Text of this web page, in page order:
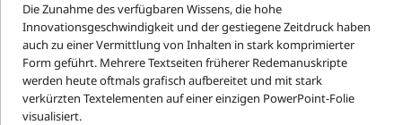
Die Zunahme des verfügbaren Wissens, die hohe
Innovationsgeschwindigkeit und der gestiegene Zeitdruck haben
auch zu einer Vermittlung von Inhalten in stark komprimierter
Form geführt. Mehrere Textseiten früherer Redemanuskripte
werden heute oftmals grafisch aufbereitet und mit stark
verkürzten Textelementen auf einer einzigen PowerPoint-Folie
visualisiert.